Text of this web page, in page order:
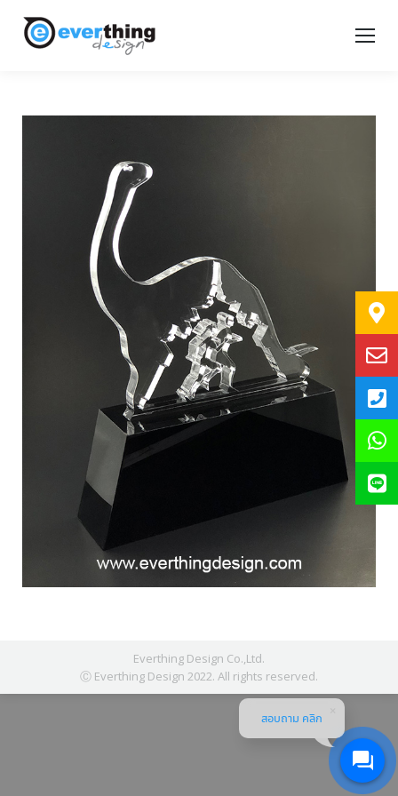
Everthing Design Co.,Ltd.
Ⓒ Everthing Design 2022. All rights reserved.
สอบถาม คลิก